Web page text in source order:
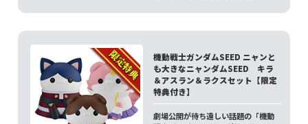
機動戦士ガンダムSEED ニャンと
も大きなニャンダムSEED キラ
＆アスラン＆ラクスセット【限定
特典付き】
劇場公開が待ち遠しい話題の「機動